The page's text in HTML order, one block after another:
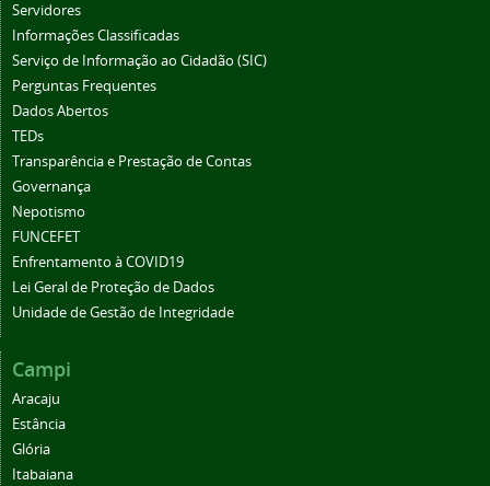
Servidores
Informações Classificadas
Serviço de Informação ao Cidadão (SIC)
Perguntas Frequentes
Dados Abertos
TEDs
Transparência e Prestação de Contas
Governança
Nepotismo
FUNCEFET
Enfrentamento à COVID19
Lei Geral de Proteção de Dados
Unidade de Gestão de Integridade
Campi
Aracaju
Estância
Glória
Itabaiana